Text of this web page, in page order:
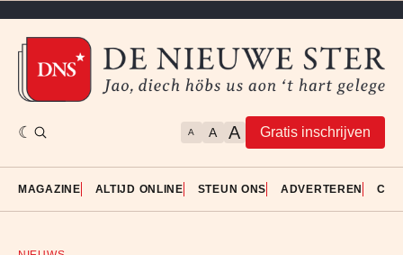
A A A Gratis inschrijven
MAGAZINE ALTIJD ONLINE STEUN ONS ADVERTEREN